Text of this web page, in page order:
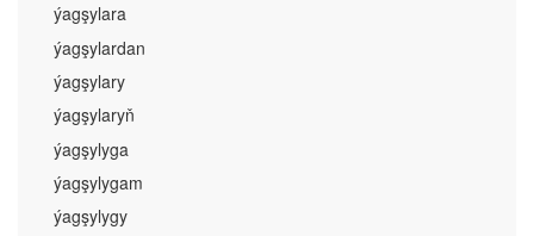
ýagşylara
ýagşylardan
ýagşylary
ýagşylaryň
ýagşylyga
ýagşylygam
ýagşylygy